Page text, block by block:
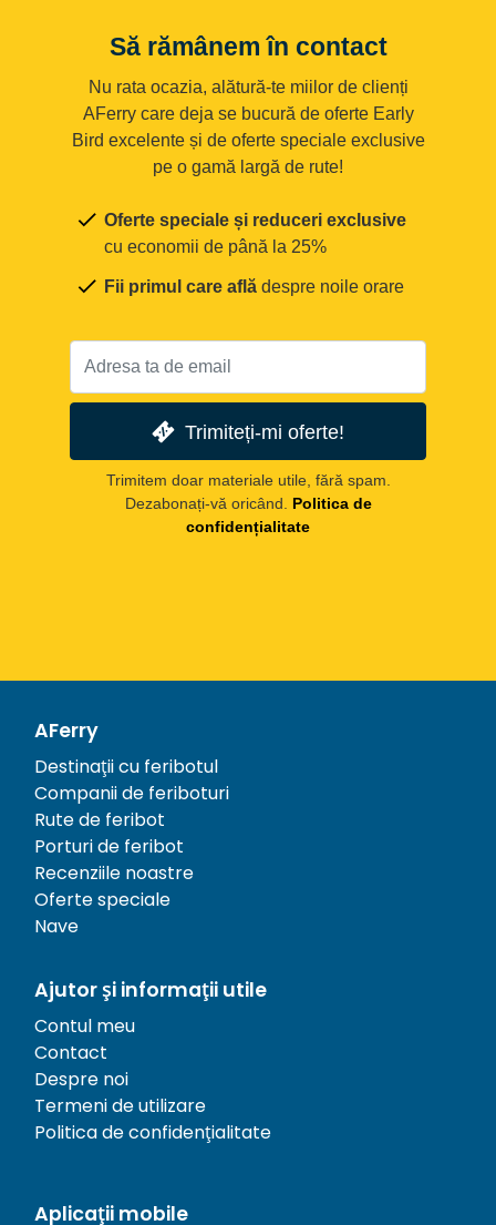
Să rămânem în contact
Nu rata ocazia, alătură-te miilor de clienți
AFerry care deja se bucură de oferte Early
Bird excelente și de oferte speciale exclusive
pe o gamă largă de rute!
Oferte speciale și reduceri exclusive
cu economii de până la 25%
Fii primul care află despre noile orare
Trimiteți-mi oferte!
Trimitem doar materiale utile, fără spam.
Dezabonați-vă oricând.
Politica de
confidențialitate
AFerry
Destinații cu feribotul
Companii de feriboturi
Rute de feribot
Porturi de feribot
Recenziile noastre
Oferte speciale
Nave
Ajutor și informații utile
Contul meu
Contact
Despre noi
Termeni de utilizare
Politica de confidențialitate
Aplicații mobile